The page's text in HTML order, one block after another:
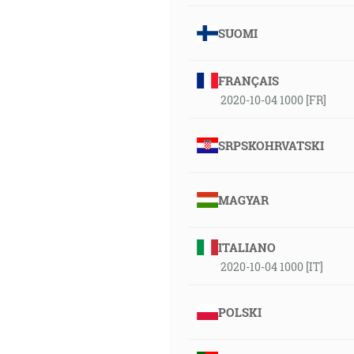
SUOMI
FRANÇAIS
2020-10-04 1000 [FR]
SRPSKOHRVATSKI
MAGYAR
ITALIANO
2020-10-04 1000 [IT]
POLSKI